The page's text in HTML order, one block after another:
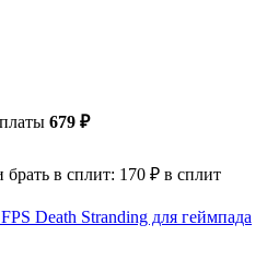
679 ₽
в сплит: 170 ₽ в сплит
Death Stranding для геймпада